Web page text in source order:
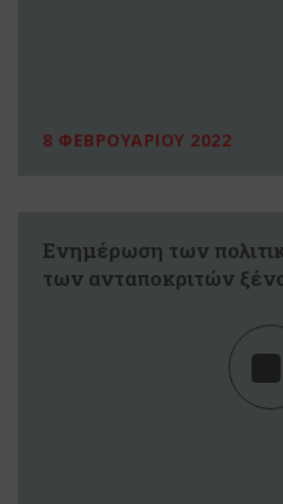
8 ΦΕΒΡΟΥΑΡΙΟΥ 2022
Ενημέρωση των
των ανταποκριτών